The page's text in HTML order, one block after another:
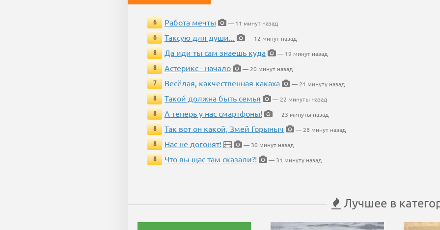
6 Работа мечты
— 11 минут назад
6
Таксую для души...
— 12 минут назад
8
Да иди ты сам знаешь куда
— 19 минут назад
8
Астерикс - начало
— 20 минут назад
7
Весёлая, какчественная какаха
— 21 минуту назад
8
Такой должна быть семья
— 22 минуты назад
8
А теперь у нас смартфоны!
— 23 минуты назад
8
Так вот он какой, Змей Горыныч
— 28 минут назад
8
Нас не догонят!
— 30 минут назад
8
Что вы щас там сказали?! — 31 минуту назад
Лучшее в